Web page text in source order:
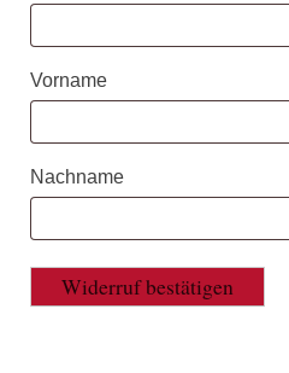
E-
Vorname
Nachname
Widerruf bestätigen